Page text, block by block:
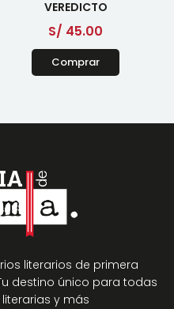
VEREDICTO
S/ 45.00
Comprar
literarios de primera
destino único para todas
y más